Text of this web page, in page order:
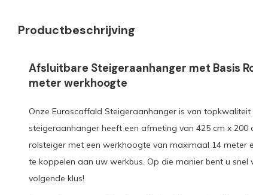
Productbeschrijving
Afsluitbare Steigeraanhanger met Basis
meter werkhoogte
Onze Euroscaffald Steigeraanhanger is van topkwaliteit
steigeraanhanger heeft een afmeting van 425 cm x 200
rolsteiger met een werkhoogte van maximaal 14 meter
te koppelen aan uw werkbus. Op die manier bent u
volgende klus!